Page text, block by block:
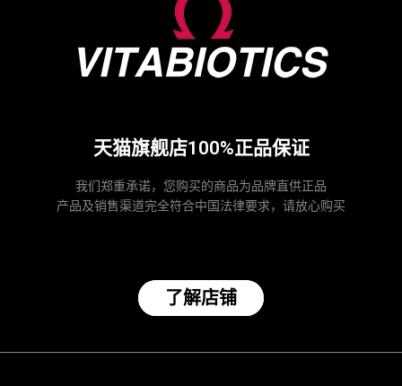
天猫旗舰店100%正品保证
我们郑重承诺，您购买的商品为品牌直供正品
产品及销售渠道完全符合中国法律要求，请放心购买
了解店铺